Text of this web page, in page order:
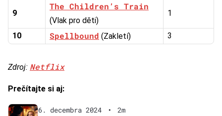
9
The Children’s Train
(Vlak pro děti)
1
10 Spellbound (Zakletí) 3
Zdroj: Netflix
Prečítajte si aj:
6. decembra 2024 •
2m